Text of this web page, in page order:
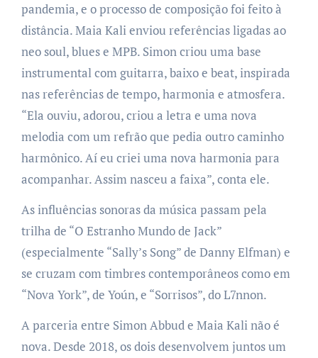
pandemia, e o processo de composição foi feito à
distância. Maia Kali enviou referências ligadas ao
neo soul, blues e MPB. Simon criou uma base
instrumental com guitarra, baixo e beat, inspirada
nas referências de tempo, harmonia e atmosfera.
“Ela ouviu, adorou, criou a letra e uma nova
melodia com um refrão que pedia outro caminho
harmônico. Aí eu criei uma nova harmonia para
acompanhar. Assim nasceu a faixa”, conta ele.
As influências sonoras da música passam pela
trilha de “O Estranho Mundo de Jack”
(especialmente “Sally’s Song” de Danny Elfman) e
se cruzam com timbres contemporâneos como em
“Nova York”, de Yoún, e “Sorrisos”, do L7nnon.
A parceria entre Simon Abbud e Maia Kali não é
nova. Desde 2018, os dois desenvolvem juntos um